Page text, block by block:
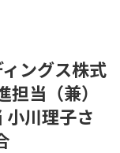
ングス株式
当（兼）
小川理子さ